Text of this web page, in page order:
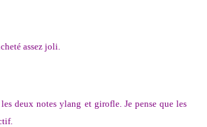
assez joli.
deux notes ylang et girofle. Je pense que les